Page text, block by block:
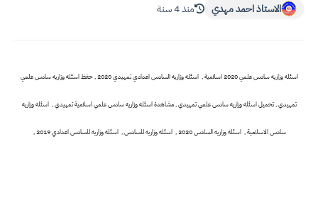
الاستاذ احمد مهدي منذ 4 سنة
اسئله وزاريه سادس علمي 2020 اسلامية , اسئله وزاريه السادس اعدادي تمهيدي 2020 , حفظ اسئله وزاريه سادس علمي
تمهيدي , تحميل اسئله وزاريه سادس علمي تمهيدي , مشاهدة اسئله وزاريه سادس علمي اسلامية تمهيدي , اسئله وزاريه
سادس الاسلامية , اسئله وزاريه السادس 2020 , اسئله وزاريه للسادس , اسئله وزاريه للسادس اعدادي 2019 ,